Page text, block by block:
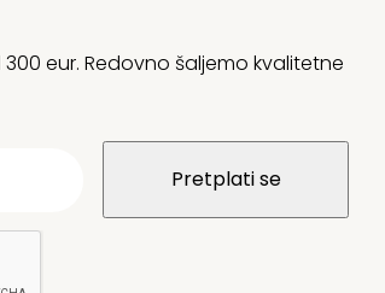
eur. Redovno šaljemo kvalitetne